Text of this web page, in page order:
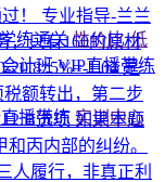
练通关性价比·低
计班VIP直播带练
播带练 实训中心
！
专业指导-兰兰
，只有160的原材
1.04 是
额转出，第二步
12.B选项 如果本题
丙内部的纠纷。
人履行，非真正利